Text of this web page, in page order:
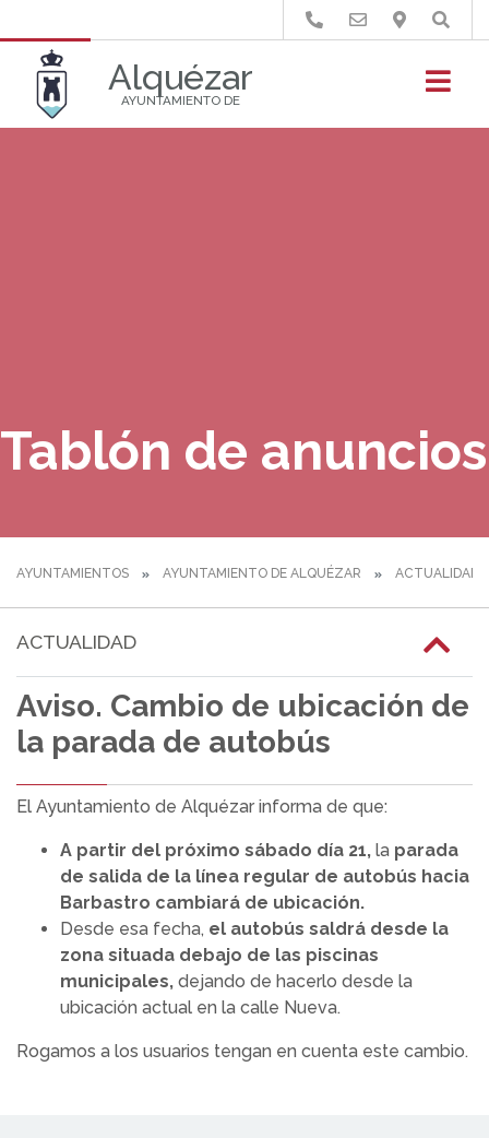
Alquézar
AYUNTAMIENTO DE
Buscar
Tablón de anuncios
AYUNTAMIENTOS AYUNTAMIENTO DE ALQUÉZAR ACTUALIDAD
ACTUALIDAD
Aviso. Cambio de ubicación de
la parada de autobús
El Ayuntamiento de Alquézar informa de que:
A partir del próximo sábado día 21, la parada
de salida de la línea regular de autobús hacia
Barbastro cambiará de ubicación.
Desde esa fecha, el autobús saldrá desde la
zona situada debajo de las piscinas
municipales, dejando de hacerlo desde la
ubicación actual en la calle Nueva.
Rogamos a los usuarios tengan en cuenta este cambio.